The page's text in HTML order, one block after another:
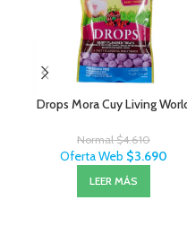
Drops Mora Cuy Living
Normal$4.610
Oferta Web $3.690
LEER MÁS